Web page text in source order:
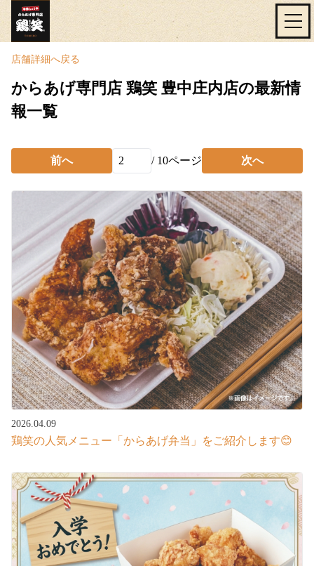
店舗詳細へ戻る
からあげ専門店 鶏笑 豊中庄内店の最新情
報一覧
前へ / 10ページ 次へ
2026.04.09
鶏笑の人気メニュー「からあげ弁当」をご紹介します😊